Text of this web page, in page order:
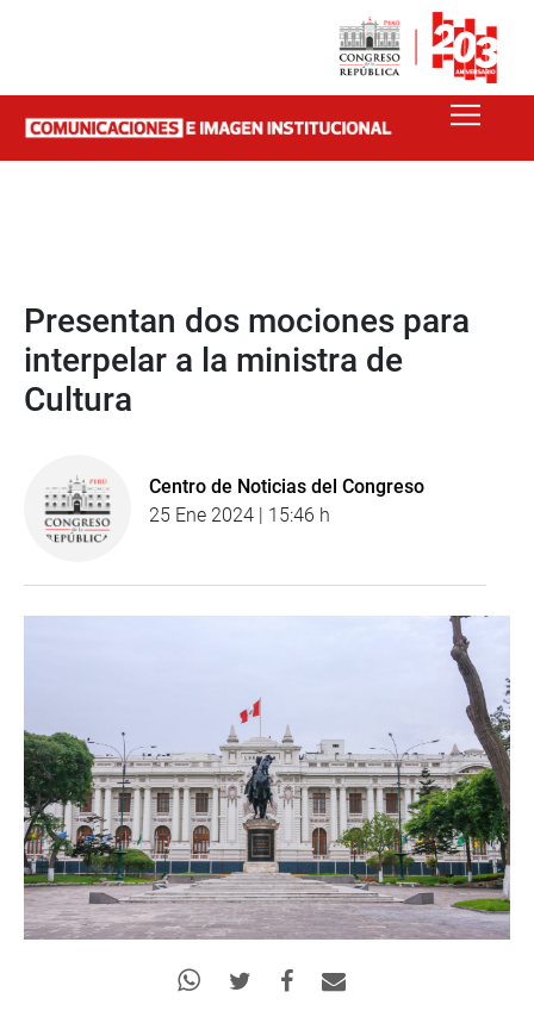
Presentan dos mociones para
interpelar a la ministra de
Cultura
Centro de Noticias del Congreso
25 Ene 2024 | 15:46 h